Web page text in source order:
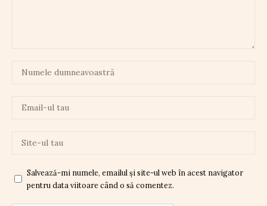
Salvează-mi numele, emailul și site-ul web în acest navigator
pentru data viitoare când o să comentez.